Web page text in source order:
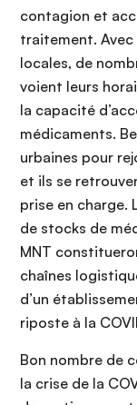
contagion et
traitement. Avec
locales, de
voient leurs
la capacité
médicaments.
urbaines pour
et ils se
prise en charge.
de stocks de
MNT
chaînes
d’un
riposte à la
Bon nombre de
la crise de la